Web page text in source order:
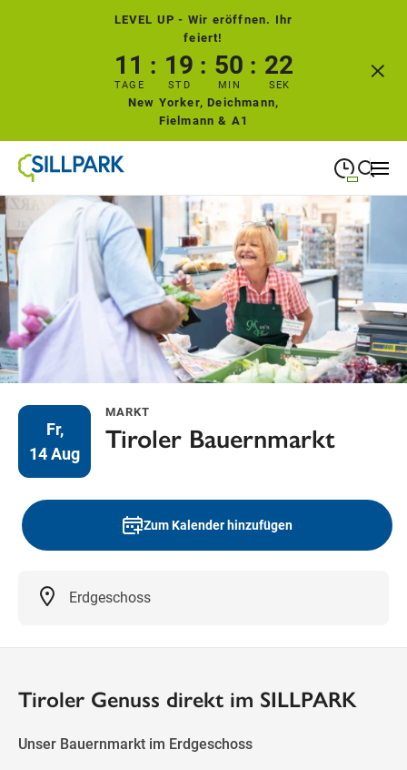
LEVEL UP - Wir eröffnen. Ihr
feiert!
11
TAGE
19
STD
50
MIN
21
SEK
New Yorker, Deichmann,
Fielmann & A1
Suche schließen
Montag
MONTAG 09:00— 19:00
09:00—19:00
Mittwoch
MITTWOCH 09:00 —19:00
Donnerstag
DONNERSTAG 09:00—19:00
FREITAG
Samstag
SAMSTAG 09:00—
Fr,
14 Aug
MARKT
Tiroler Bauernmarkt
Zum Kalender hinzufügen
Erdgeschoss
Tiroler Genuss direkt im SILLPARK
Unser Bauernmarkt im Erdgeschoss